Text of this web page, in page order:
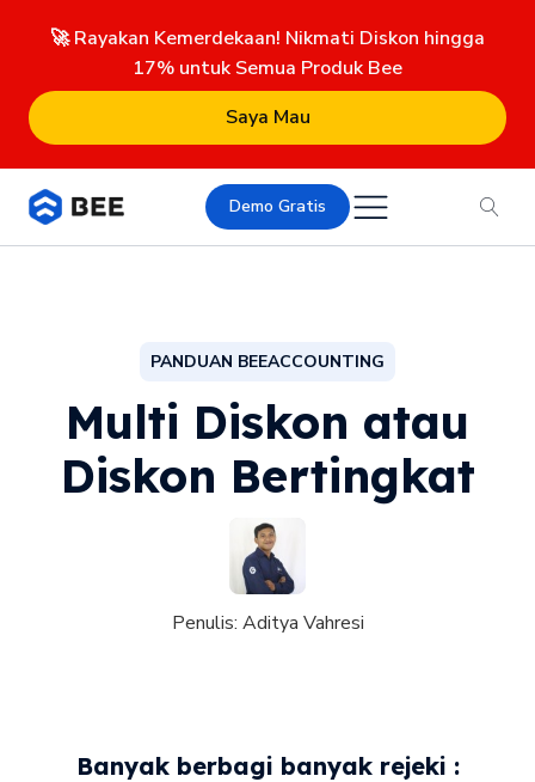
🚀 Rayakan Kemerdekaan! Nikmati Diskon hingga
17% untuk Semua Produk Bee
Saya Mau
Demo Gratis
PANDUAN BEEACCOUNTING
Multi Diskon atau
Diskon Bertingkat
Penulis: Aditya Vahresi
Banyak berbagi banyak rejeki :